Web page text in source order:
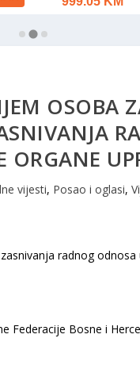
OSOBA
vijesti, Posao i oglasi,
Federacije Bosne i